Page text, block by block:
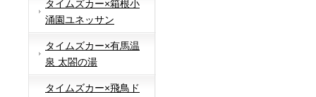
タイムズカー×箱根小
涌園ユネッサン
タイムズカー×有馬温
泉 太閤の湯
タイムズカー×飛鳥ド